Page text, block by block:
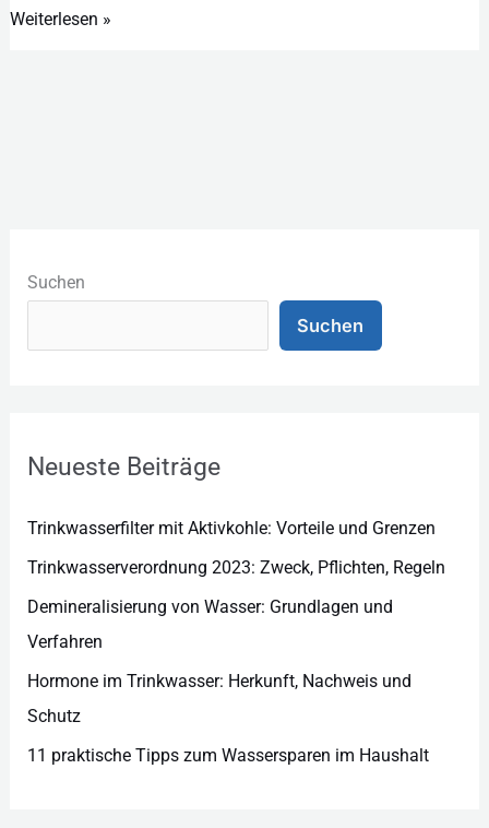
Weiterlesen »
Suchen
Suchen
Neueste Beiträge
Trinkwasserfilter mit Aktivkohle: Vorteile und Grenzen
Trinkwasserverordnung 2023: Zweck, Pflichten, Regeln
Demineralisierung von Wasser: Grundlagen und
Verfahren
Hormone im Trinkwasser: Herkunft, Nachweis und
Schutz
11 praktische Tipps zum Wassersparen im Haushalt
a
e
r
e
n